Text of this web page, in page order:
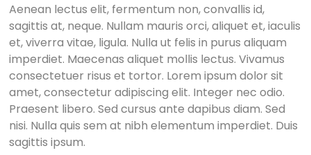
Aenean lectus elit, fermentum non, convallis id,
sagittis at, neque. Nullam mauris orci, aliquet et, iaculis
et, viverra vitae, ligula. Nulla ut felis in purus aliquam
imperdiet. Maecenas aliquet mollis lectus. Vivamus
consectetuer risus et tortor. Lorem ipsum dolor sit
amet, consectetur adipiscing elit. Integer nec odio.
Praesent libero. Sed cursus ante dapibus diam. Sed
nisi. Nulla quis sem at nibh elementum imperdiet. Duis
sagittis ipsum.